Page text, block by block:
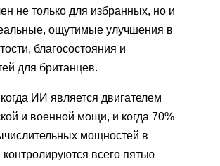
не только для избранных, но и
ощутимые улучшения в
благосостояния и
для британцев.
ИИ является двигателем
и военной мощи, и когда 70%
мощностей в
всего пятью